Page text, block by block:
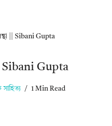
|| Sibani Gupta
Sibani Gupta
1 Min Read